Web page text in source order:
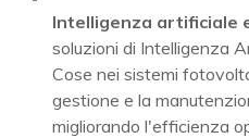
Intelligenza artificiale
soluzioni di Intelligenza
Cose nei sistemi
gestione e la
migliorando l'efficienza